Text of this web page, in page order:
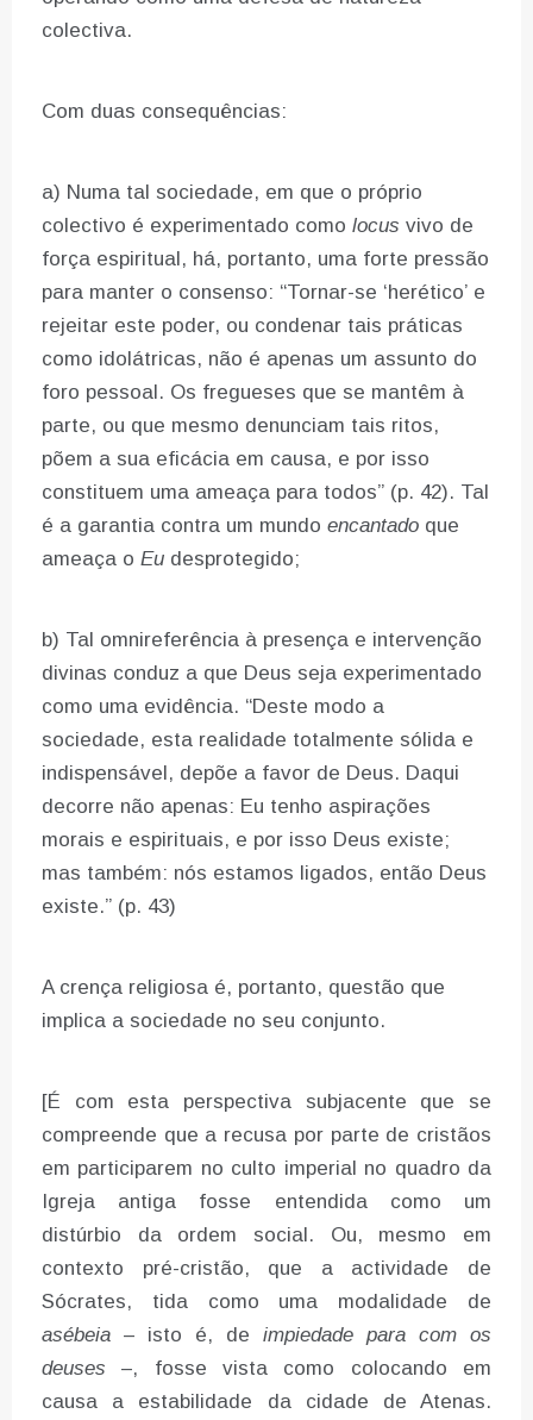
colectiva.
Com duas consequências:
a) Numa tal sociedade, em que o próprio
colectivo é experimentado como locus vivo de
força espiritual, há, portanto, uma forte pressão
para manter o consenso: “Tornar-se ‘herético’ e
rejeitar este poder, ou condenar tais práticas
como idolátricas, não é apenas um assunto do
foro pessoal. Os fregueses que se mantêm à
parte, ou que mesmo denunciam tais ritos,
põem a sua eficácia em causa, e por isso
constituem uma ameaça para todos” (p. 42). Tal
é a garantia contra um mundo encantado que
ameaça o Eu desprotegido;
b) Tal omnireferência à presença e intervenção
divinas conduz a que Deus seja experimentado
como uma evidência. “Deste modo a
sociedade, esta realidade totalmente sólida e
indispensável, depõe a favor de Deus. Daqui
decorre não apenas: Eu tenho aspirações
morais e espirituais, e por isso Deus existe;
mas também: nós estamos ligados, então Deus
existe.” (p. 43)
A crença religiosa é, portanto, questão que
implica a sociedade no seu conjunto.
[É com esta perspectiva subjacente que se
compreende que a recusa por parte de cristãos
em participarem no culto imperial no quadro da
Igreja antiga fosse entendida como um
distúrbio da ordem social. Ou, mesmo em
contexto pré-cristão, que a actividade de
Sócrates, tida como uma modalidade de
asébeia – isto é, de impiedade para com os
deuses–, fosse vista como colocando em
causa a estabilidade da cidade de Atenas.